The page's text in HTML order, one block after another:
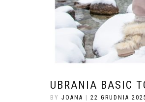
UBRANIA BASIC
BY JOANA | 22 GRUDNIA